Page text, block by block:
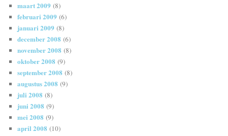
maart 2009 (8)
februari 2009 (6)
januari 2009 (8)
december 2008 (6)
november 2008 (8)
oktober 2008 (9)
september 2008 (8)
augustus 2008 (9)
juli 2008 (8)
juni 2008 (9)
mei 2008 (9)
april 2008 (10)